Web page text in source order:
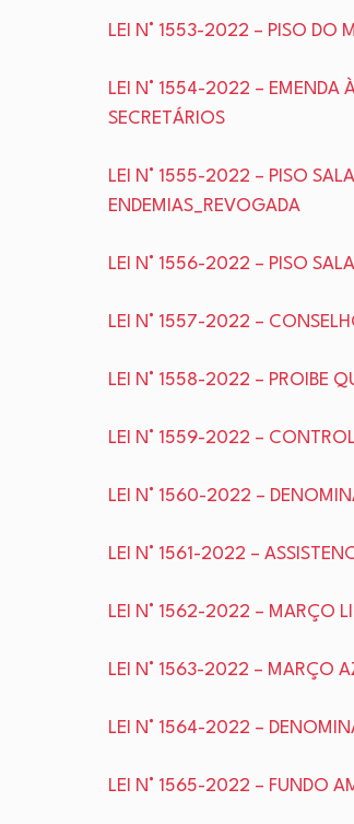
LEI N° 1553-2022 – PISO DO
LEI N° 1554-2022 – EMENDA
SECRETÁRIOS
LEI N° 1555-2022 – PISO
ENDEMIAS_REVOGADA
LEI N° 1556-2022 – PISO
LEI N° 1557-2022 –
LEI N° 1558-2022 – PROIBE
LEI N° 1559-2022 –
LEI N° 1560-2022 –
LEI N° 1561-2022 –
LEI N° 1562-2022 – MARÇO
LEI N° 1563-2022 – MARÇO
LEI N° 1564-2022 –
LEI N° 1565-2022 – FUNDO